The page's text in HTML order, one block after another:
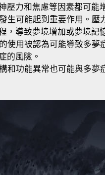
壓力和焦慮等因素都可能
生可能起到重要作用。
，導致夢境增加或夢境記
使用被認為可能導致多
的風險。
和功能異常也可能與多夢